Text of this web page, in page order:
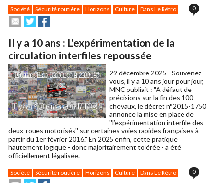
Société Sécurité routière Horizons Culture Dans Le Rétro 0
Envoyer
cet
un
ami
Partager
sur
sur
Il y a 10 ans : L'expérimentation de la
circulation interfiles repoussée
29 décembre 2025 - Souvenez-
vous, il y a 10 ans jour pour jour,
MNC publiait : "A défaut de
précisions sur la fin des 100
chevaux, le décret n°2015-1750
annonce la mise en place de
''l’expérimentation interfile des
deux-roues motorisés'' sur certaines voies rapides françaises à
partir du 1er février 2016." En 2025 enfin, cette pratique
hautement logique - donc majoritairement tolérée - a été
officiellement légalisée.
Société Sécurité routière Horizons Culture Dans Le Rétro 0